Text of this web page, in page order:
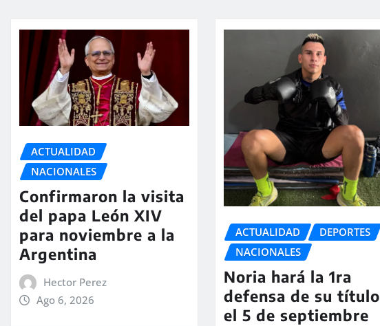
ACTUALIDAD
NACIONALES
Confirmaron la visita
del papa León XIV
para noviembre a la
Argentina
Hector Perez
Ago 6, 2026
ACTUALIDAD
DEPORTES
NACIONALES
Noria hará la 1ra
defensa de su título
el 5 de septiembre